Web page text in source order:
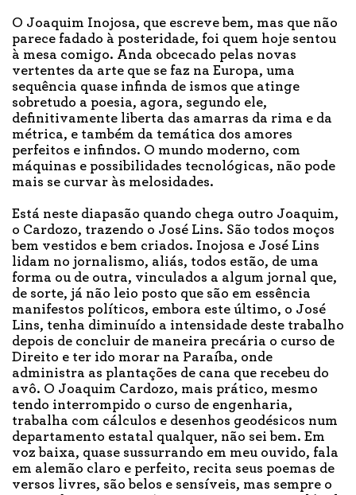
O Joaquim Inojosa, que escreve bem, mas que não
parece fadado à posteridade, foi quem hoje sentou
à mesa comigo. Anda obcecado pelas novas
vertentes da arte que se faz na Europa, uma
sequência quase infinda de ismos que atinge
sobretudo a poesia, agora, segundo ele,
definitivamente liberta das amarras da rima e da
métrica, e também da temática dos amores
perfeitos e infindos. O mundo moderno, com
máquinas e possibilidades tecnológicas, não pode
mais se curvar às melosidades.
Está neste diapasão quando chega outro Joaquim,
o Cardozo, trazendo o José Lins. São todos moços
bem vestidos e bem criados. Inojosa e José Lins
lidam no jornalismo, aliás, todos estão, de uma
forma ou de outra, vinculados a algum jornal que,
de sorte, já não leio posto que são em essência
manifestos políticos, embora este último, o José
Lins, tenha diminuído a intensidade deste trabalho
depois de concluir de maneira precária o curso de
Direito e ter ido morar na Paraíba, onde
administra as plantações de cana que recebeu do
avô. O Joaquim Cardozo, mais prático, mesmo
tendo interrompido o curso de engenharia,
trabalha com cálculos e desenhos geodésicos num
departamento estatal qualquer, não sei bem. Em
voz baixa, quase sussurrando em meu ouvido, fala
em alemão claro e perfeito, recita seus poemas de
versos livres, são belos e sensíveis, mas sempre o